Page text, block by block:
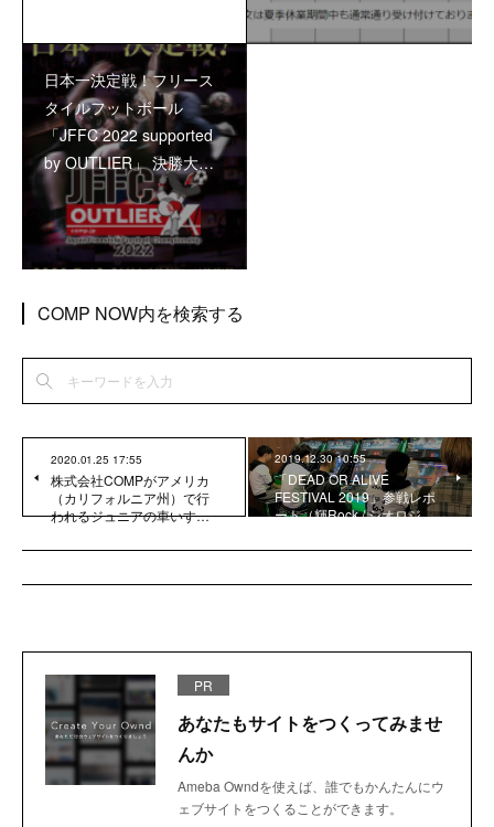
日本一決定戦！フリース
タイルフットボール
「JFFC 2022 supported
by OUTLIER」 決勝大…
COMP NOW内を検索する
2020.01.25 17:55
株式会社COMPがアメリカ
（カリフォルニア州）で行
われるジュニアの車いす…
2019.12.30 10:55
「DEAD OR ALIVE
FESTIVAL 2019」参戦レポ
ート（輝Rock / シオロジ…
PR
あなたもサイトをつくってみませ
んか
Ameba Owndを使えば、誰でもかんたんにウ
ェブサイトをつくることができます。